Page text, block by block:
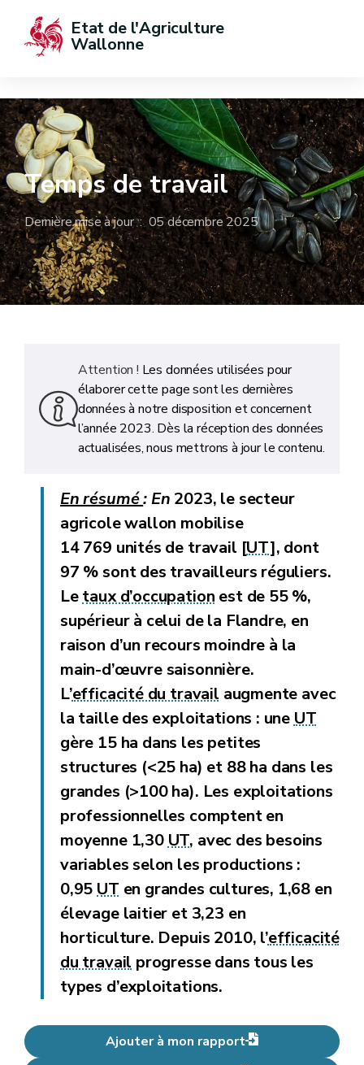
Etat de l'Agriculture
Wallonne
Temps de travail
Dernière mise à jour : 05 décembre 2025
Attention ! Les données utilisées pour
élaborer cette page sont les dernières
données à notre disposition et concernent
l’année 2023. Dès la réception des données
actualisées, nous mettrons à jour le contenu.
En résumé:En 2023, le secteur
agricole wallon mobilise
14 769 unités de travail [UT], dont
97 % sont des travailleurs réguliers.
Letaux d’occupation est de 55 %,
supérieur à celui de la Flandre, en
raison d’un recours moindre à la
main-d’œuvre saisonnière.
L’efficacité du travail augmente avec
la taille des exploitations : une UT
gère 15 ha dans les petites
structures (<25 ha) et 88 ha dans les
grandes (>100 ha). Les exploitations
professionnelles comptent en
moyenne 1,30 UT, avec des besoins
variables selon les productions :
0,95 UT en grandes cultures, 1,68 en
élevage laitier et 3,23 en
horticulture. Depuis 2010, l’efficacité
du travail progresse dans tous les
types d’exploitations.
Ajouter à mon rapport